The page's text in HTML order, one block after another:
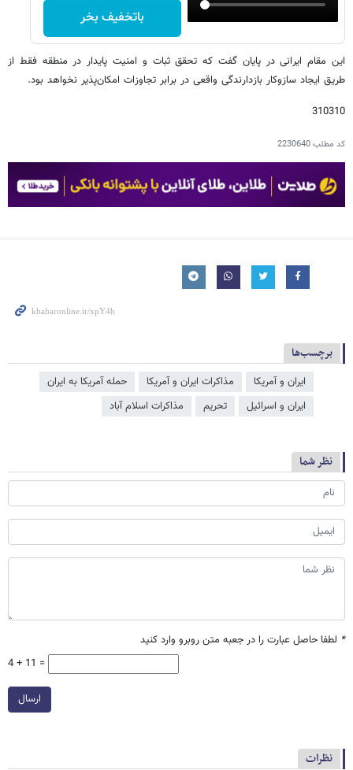
باتخفیف بخر
این مقام ایرانی در پایان گفت که تحقق ثبات و امنیت پایدار در منطقه فقط از
طریق ایجاد سازوکار بازدارندگی واقعی در برابر تجاوزات امکان‌پذیر نخواهد بود.
310310
کد مطلب2230640
برچسب‌ها
ایران و آمریکا مذاکرات ایران و آمریکا
حمله آمریکا به ایران
ایران و اسرائیل
تحریم مذاکرات اسلام آباد
نظر شما
* لطفا حاصل عبارت را در جعبه متن روبرو وارد کنید
4 + 11 =
ارسال
نظرات